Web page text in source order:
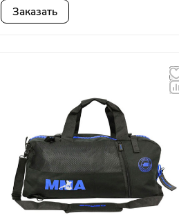
Заказать